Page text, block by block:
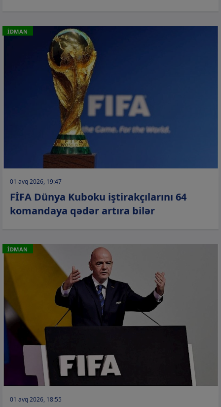
İDMAN
01 avq 2026, 19:47
FİFA Dünya Kuboku iştirakçılarını 64
komandaya qədər artıra bilər
İDMAN
01 avq 2026, 18:55